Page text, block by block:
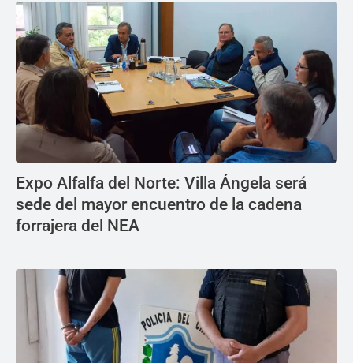
Expo Alfalfa del Norte: Villa Ángela será
sede del mayor encuentro de la cadena
forrajera del NEA